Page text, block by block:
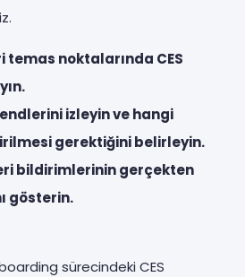
temas noktalarında CES
izleyin ve hangi
gerektiğini belirleyin.
bildirimlerinin gerçekten
gösterin.
sürecindeki CES